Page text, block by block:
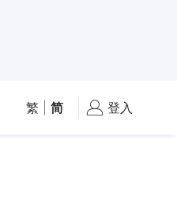
繁 简 登入